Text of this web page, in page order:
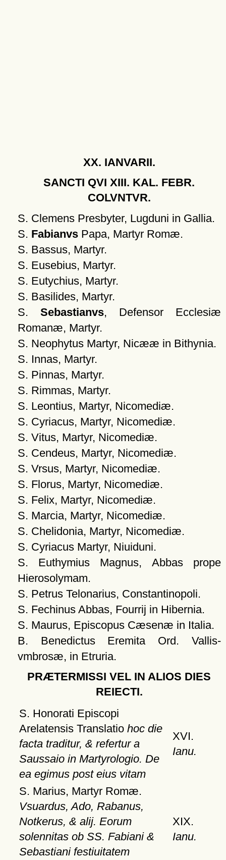
XX. IANVARII.
SANCTI QVI XIII. KAL. FEBR.
COLVNTVR.
S. Clemens Presbyter, Lugduni in Gallia.
S. FabianvsPapa, Martyr Romæ.
S. Bassus, Martyr.
S. Eusebius, Martyr.
S. Eutychius, Martyr.
S. Basilides, Martyr.
S. Sebastianvs, Defensor Ecclesiæ
Romanæ, Martyr.
S. Neophytus Martyr, Nicææ in Bithynia.
S. Innas, Martyr.
S. Pinnas, Martyr.
S. Rimmas, Martyr.
S. Leontius, Martyr, Nicomediæ.
S. Cyriacus, Martyr, Nicomediæ.
S. Vitus, Martyr, Nicomediæ.
S. Cendeus, Martyr, Nicomediæ.
S. Vrsus, Martyr, Nicomediæ.
S. Florus, Martyr, Nicomediæ.
S. Felix, Martyr, Nicomediæ.
S. Marcia, Martyr, Nicomediæ.
S. Chelidonia, Martyr, Nicomediæ.
S. Cyriacus Martyr, Niuiduni.
S. Euthymius Magnus, Abbas prope
Hierosolymam.
S. Petrus Telonarius, Constantinopoli.
S. Fechinus Abbas, Fourrij in Hibernia.
S. Maurus, Episcopus Cæsenæ in Italia.
B. Benedictus Eremita Ord. Vallis-
vmbrosæ, in Etruria.
PRÆTERMISSI VEL IN ALIOS DIES
REIECTI.
S. Honorati Episcopi
Arelatensis Translatio hoc die
facta traditur, & refertur a
Saussaio in Martyrologio. De
ea egimus post eius vitam
XVI.
Ianu.
S. Marius, Martyr Romæ.
Vsuardus, Ado, Rabanus,
Notkerus, & alij. Eorum
solennitas ob SS. Fabiani &
Sebastiani festiuitatem
XIX.
Ianu.